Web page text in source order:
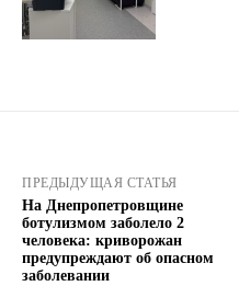
ПРЕДЫДУЩАЯ СТАТЬЯ
На Днепропетровщине
ботулизмом заболело 2
человека: криворожан
предупреждают об опасном
заболевании